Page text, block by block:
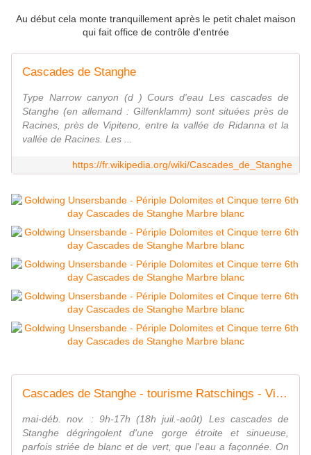
Au début cela monte tranquillement après le petit chalet maison
qui fait office de contrôle d'entrée
Cascades de Stanghe
Type Narrow canyon (d ) Cours d'eau Les cascades de
Stanghe (en allemand : Gilfenklamm) sont situées près de
Racines, près de Vipiteno, entre la vallée de Ridanna et la
vallée de Racines. Les ...
https://fr.wikipedia.org/wiki/Cascades_de_Stanghe
Cascades de Stanghe - tourisme Ratschings - ViaMichelin
mai-déb. nov. : 9h-17h (18h juil.-août) Les cascades de
Stanghe dégringolent d'une gorge étroite et sinueuse,
parfois striée de blanc et de vert, que l'eau a façonnée. On